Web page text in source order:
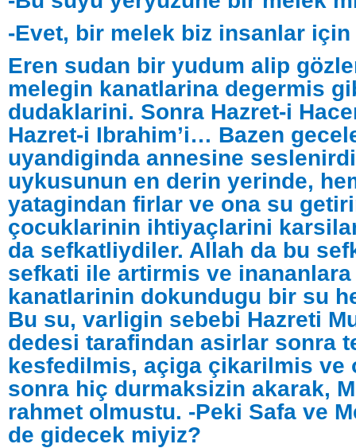
-Evet, bir melek biz insanlar
Eren sudan bir yudum alip
melegin kanatlarina degermis
dudaklarini. Sonra Hazret-i
Hazret-i Ibrahim’i… Bazen
uyandiginda annesine
uykusunun en derin yerinde,
yatagindan firlar ve ona su
çocuklarinin ihtiyaçlarini
da sefkatliydiler. Allah da bu
sefkati ile artirmis ve
kanatlarinin dokundugu bir su
Bu su, varligin sebebi Hazreti
dedesi tarafindan asirlar sonra
kesfedilmis, açiga çikarilmis ve
sonra hiç durmaksizin akarak,
rahmet olmustu. -Peki Safa ve
de gidecek miyiz?